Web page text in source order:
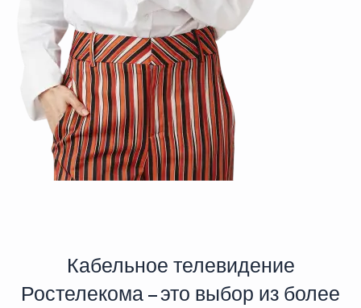
Кабельное телевидение
Ростелекома – это выбор из более